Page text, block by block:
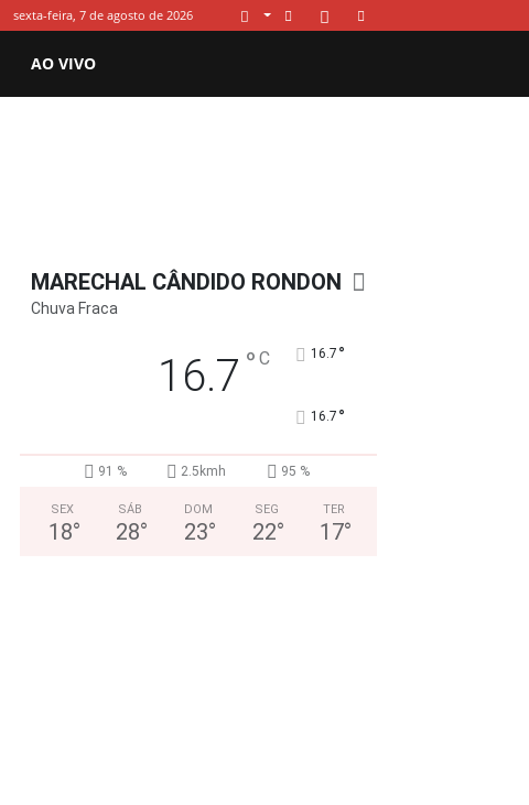
sexta-feira, 7 de agosto de 2026
AO VIVO
MARECHAL CÂNDIDO RONDON
Chuva Fraca
16.7 ° C 16.7 °
16.7 °
91 % 2.5kmh 95 %
SEX
18°
SÁB
28°
DOM
23°
SEG
22°
TER
17°